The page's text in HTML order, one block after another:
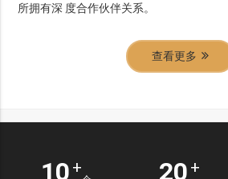
所拥有深 度合作伙伴关系。
查看更多
10 + 20 +